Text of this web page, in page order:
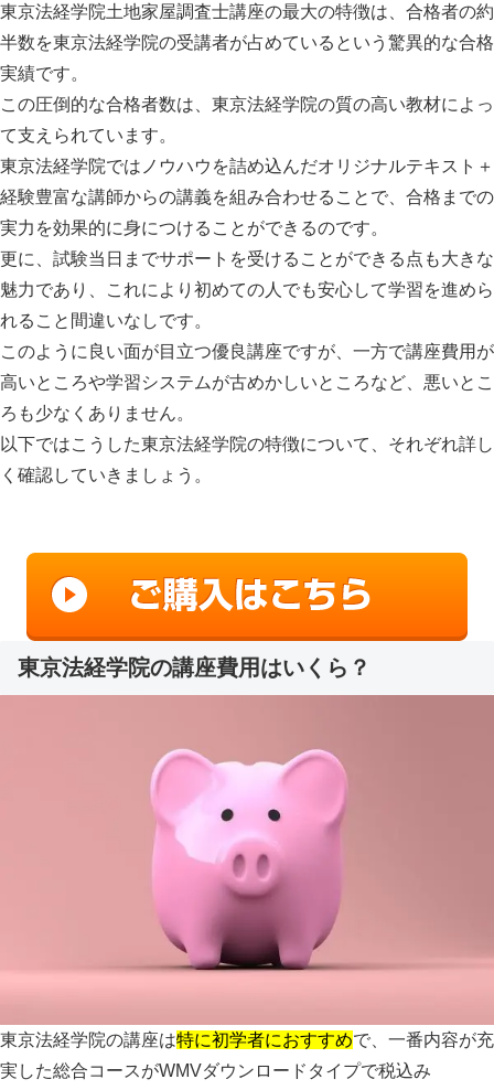
東京法経学院土地家屋調査士講座の最大の特徴は、 合格者の約
半数を東京法経学院の受講者が占めている という驚異的な合格
実績です。
この圧倒的な合格者数は、東京法経学院の質の高い教材によっ
て支えられています。
東京法経学院ではノウハウを詰め込んだオリジナルテキスト＋
経験豊富な講師からの講義を組み合わせることで、合格までの
実力を効果的に身につけることができるのです。
更に、試験当日までサポートを受けることができる点も大きな
魅力であり、これにより初めての人でも安心して学習を進めら
れること間違いなしです。
このように良い面が目立つ優良講座ですが、一方で講座費用が
高いところや学習システムが古めかしいところなど、悪いとこ
ろも少なくありません。
以下ではこうした東京法経学院の特徴について、それぞれ詳し
く確認していきましょう。
東京法経学院の講座費用はいくら？
東京法経学院の講座は特に初学者におすすめで、一番内容が充
実した総合コースがWMVダウンロードタイプで税込み